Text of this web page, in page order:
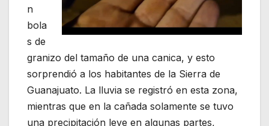
n
bola
s de
granizo del tamaño de una canica, y esto
sorprendió a los habitantes de la Sierra de
Guanajuato. La lluvia se registró en esta zona,
mientras que en la cañada solamente se tuvo
una precipitación leve en algunas partes,